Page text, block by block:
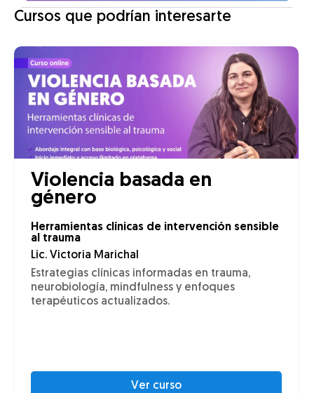
Cursos que podrían interesarte
Violencia basada en
género
Herramientas clínicas de intervención sensible
al trauma
Lic. Victoria Marichal
Estrategias clínicas informadas en trauma,
neurobiología, mindfulness y enfoques
terapéuticos actualizados.
Ver curso